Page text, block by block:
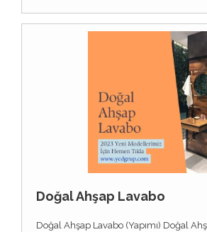
Doğal Ahşap Lavabo
Doğal Ahşap Lavabo (Yapımı) Doğal